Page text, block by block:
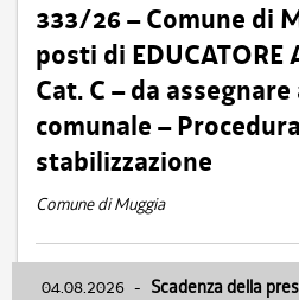
333/26 – Comune di
posti di EDUCATORE
Cat. C – da
comunale –
stabilizzazione
Comune di Muggia
04.08.2026 - Scadenza della